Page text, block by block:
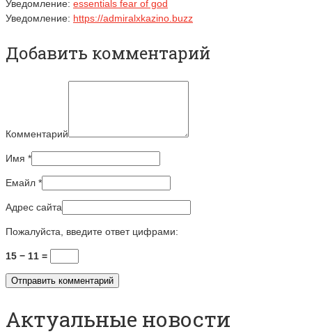
Уведомление: essentials fear of god
Уведомление: https://admiralxkazino.buzz
Добавить комментарий
Комментарий
Имя *
Емайл *
Адрес сайта
Пожалуйста, введите ответ цифрами:
15 − 11 =
Актуальные новости